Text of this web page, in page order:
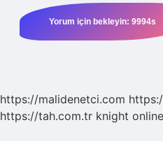
https://malidenetci.com
https://tah.com.tr knight online